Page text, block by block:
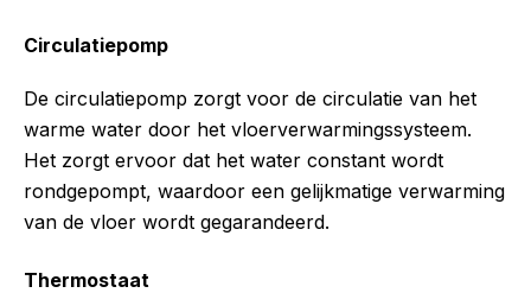
Circulatiepomp
De circulatiepomp zorgt voor de circulatie van het
warme water door het vloerverwarmingssysteem.
Het zorgt ervoor dat het water constant wordt
rondgepompt, waardoor een gelijkmatige verwarming
van de vloer wordt gegarandeerd.
Thermostaat